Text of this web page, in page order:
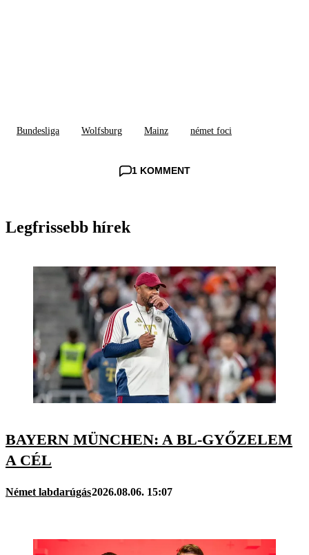
Bundesliga Wolfsburg Mainz német foci
1 KOMMENT
Legfrissebb hírek
BAYERN MÜNCHEN: A BL-GYŐZELEM
A CÉL
Német labdarúgás2026.08.06. 15:07